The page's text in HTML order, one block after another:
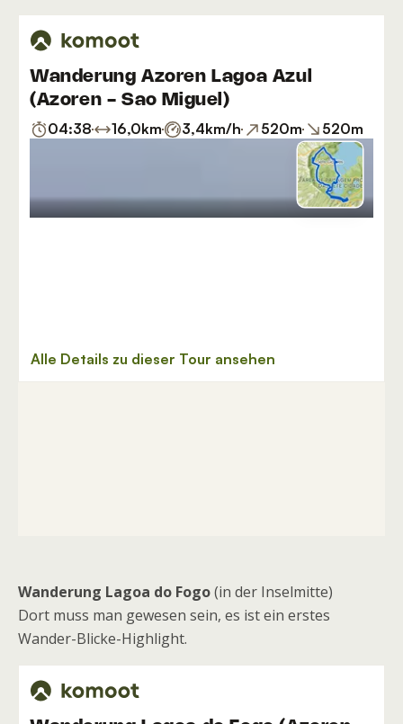
Wanderung Lagoa do Fogo(in der Inselmitte)
Dort muss man gewesen sein, es ist ein erstes
Wander-Blicke-Highlight.